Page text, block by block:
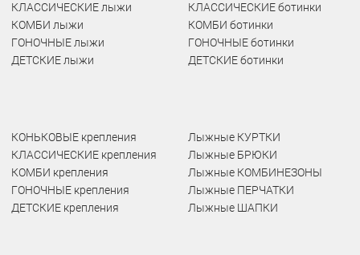
КЛАССИЧЕСКИЕ лыжи
КОМБИ лыжи
ГОНОЧНЫЕ лыжи
ДЕТСКИЕ лыжи
КЛАССИЧЕСКИЕ ботинки
КОМБИ ботинки
ГОНОЧНЫЕ ботинки
ДЕТСКИЕ ботинки
КОНЬКОВЫЕ крепления
КЛАССИЧЕСКИЕ крепления
КОМБИ крепления
ГОНОЧНЫЕ крепления
ДЕТСКИЕ крепления
Лыжные КУРТКИ
Лыжные БРЮКИ
Лыжные КОМБИНЕЗОНЫ
Лыжные ПЕРЧАТКИ
Лыжные ШАПКИ